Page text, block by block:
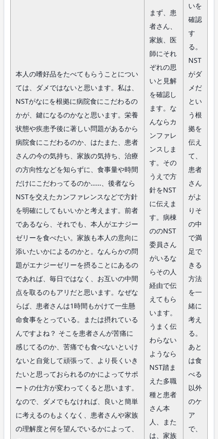
本人の嗜好品をたべてもらうことについ
ては、ダメではないと思います。私は、
NSTがなにを根拠に病院食にこだわるの
かが、鍵になるのかなと思います。栄養
状態や疾患予後に著しい問題があるから
病院食にこだわるのか、はたまた、患者
さんの今の気持ち、家族の気持ち、治療
の方向性などを知らずに、食事量や時間
だけにこだわってるのか……、後者なら
NSTを交えたカンファレンスなどで方針
を明確にしてもいいかと考えます。前者
であるなら、それでも、本人がエナジー
ゼリーを食べたい。家族も本人の意向に
添いたいかによるのかと。なんらかの問
題がエナジーゼリーを摂ることにあるの
であれば、毎日ではなく、お互いの中間
点を取るのもアリだと思います。なぜな
らば、患者さんは1時間もかけて一生懸
命食事をとっている。または摂れている
んですよね？ そこを患者さんが苦痛に
感じてるのか、苦痛でも食べないといけ
ないと自覚して頑張って、より長くいき
たいと思っておられるのかによってサポ
ートの仕方が変わってくると思います。
なので、ダメでもなければ、良いと簡単
に考えるのもよくなく、患者さんや家族
の理解度と何を望んでいるかによって、
まず、患
者さん、
家族、医
師にそれ
ぞれの思
いと見解
を確認し
ます。な
んならカ
ンファレ
ンスしま
す。その
うえで方
針をNST
に伝えま
す。病棟
ののNST
委員さん
がいるな
らその人
経由で伝
えてもら
います。
うまく伝
わらない
ようなら
NST踏ま
えた多職
種と患者
さん本
人、また
は、家族
いを
確認
す
る。
NST
がダ
メだ
とい
う根
拠を
伝え
て、
患者
さん
がよ
りそ
の中
で満
足で
きる
方法
を一
緒に
考え
る。
あと
は食
べる
以外
のケ
ア
で、